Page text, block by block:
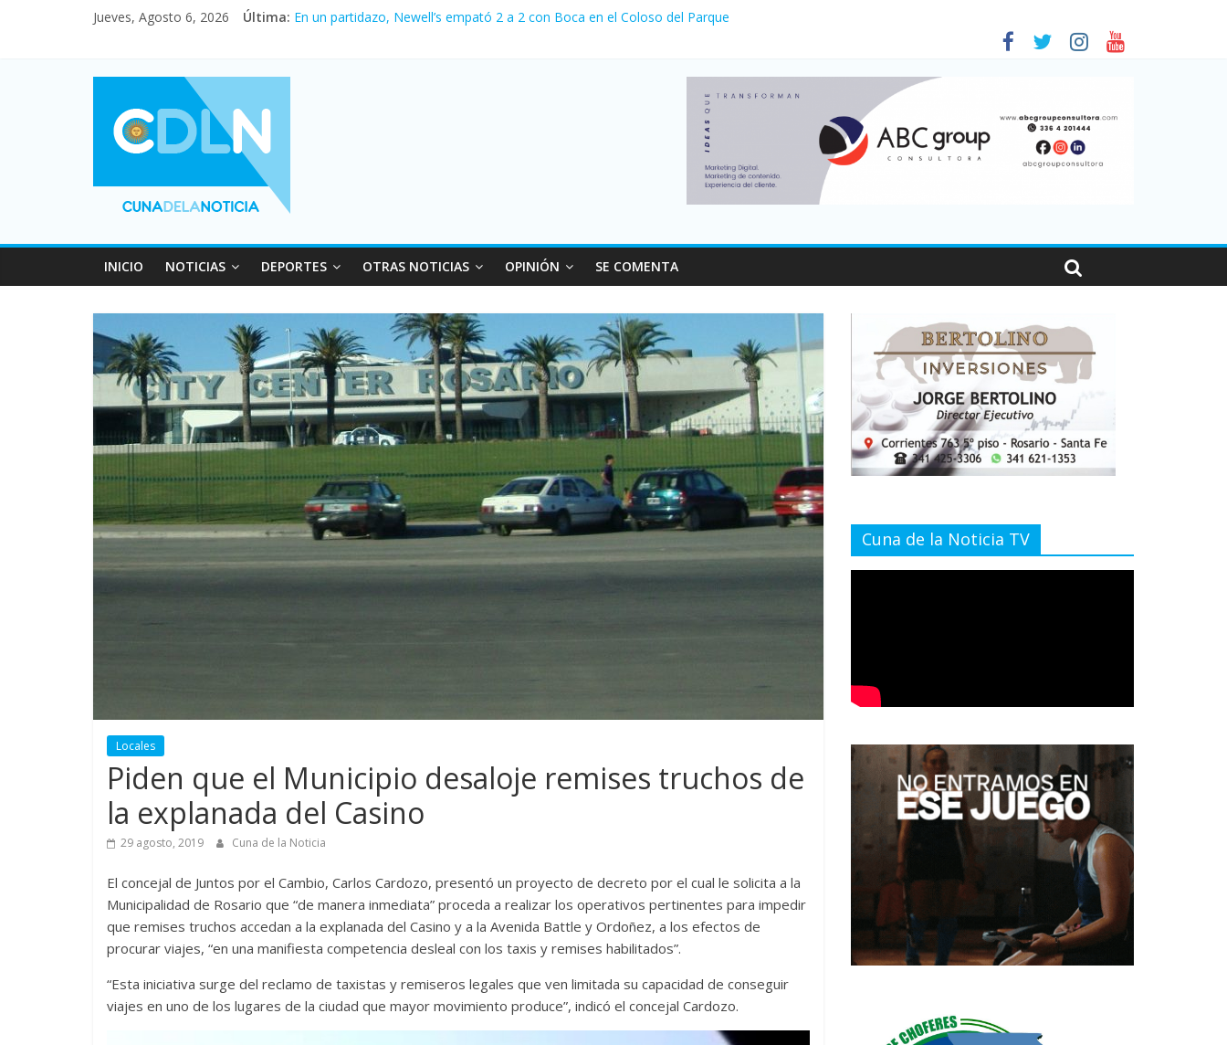
Jueves, Agosto 6, 2026 Última: En un partidazo, Newell’s empató 2 a 2 con Boca en el Coloso del Parque
Vacaciones de invierno con más movimiento y consumo turístico: 4,6 millones de personas viajaron por el país, un 5,9% más que en 2025
INICIO NOTICIAS DEPORTES OTRAS NOTICIAS OPINIÓN SE COMENTA
Locales
Piden que el Municipio desaloje remises truchos de
la explanada del Casino
29 agosto, 2019 Cuna de la Noticia
El concejal de Juntos por el Cambio, Carlos Cardozo, presentó un proyecto de decreto por el cual le solicita a la
Municipalidad de Rosario que “de manera inmediata” proceda a realizar los operativos pertinentes para impedir
que remises truchos accedan a la explanada del Casino y a la Avenida Battle y Ordoñez, a los efectos de
procurar viajes, “en una manifiesta competencia desleal con los taxis y remises habilitados”.
“Esta iniciativa surge del reclamo de taxistas y remiseros legales que ven limitada su capacidad de conseguir
viajes en uno de los lugares de la ciudad que mayor movimiento produce”, indicó el concejal Cardozo.
Cuna de la Noticia TV